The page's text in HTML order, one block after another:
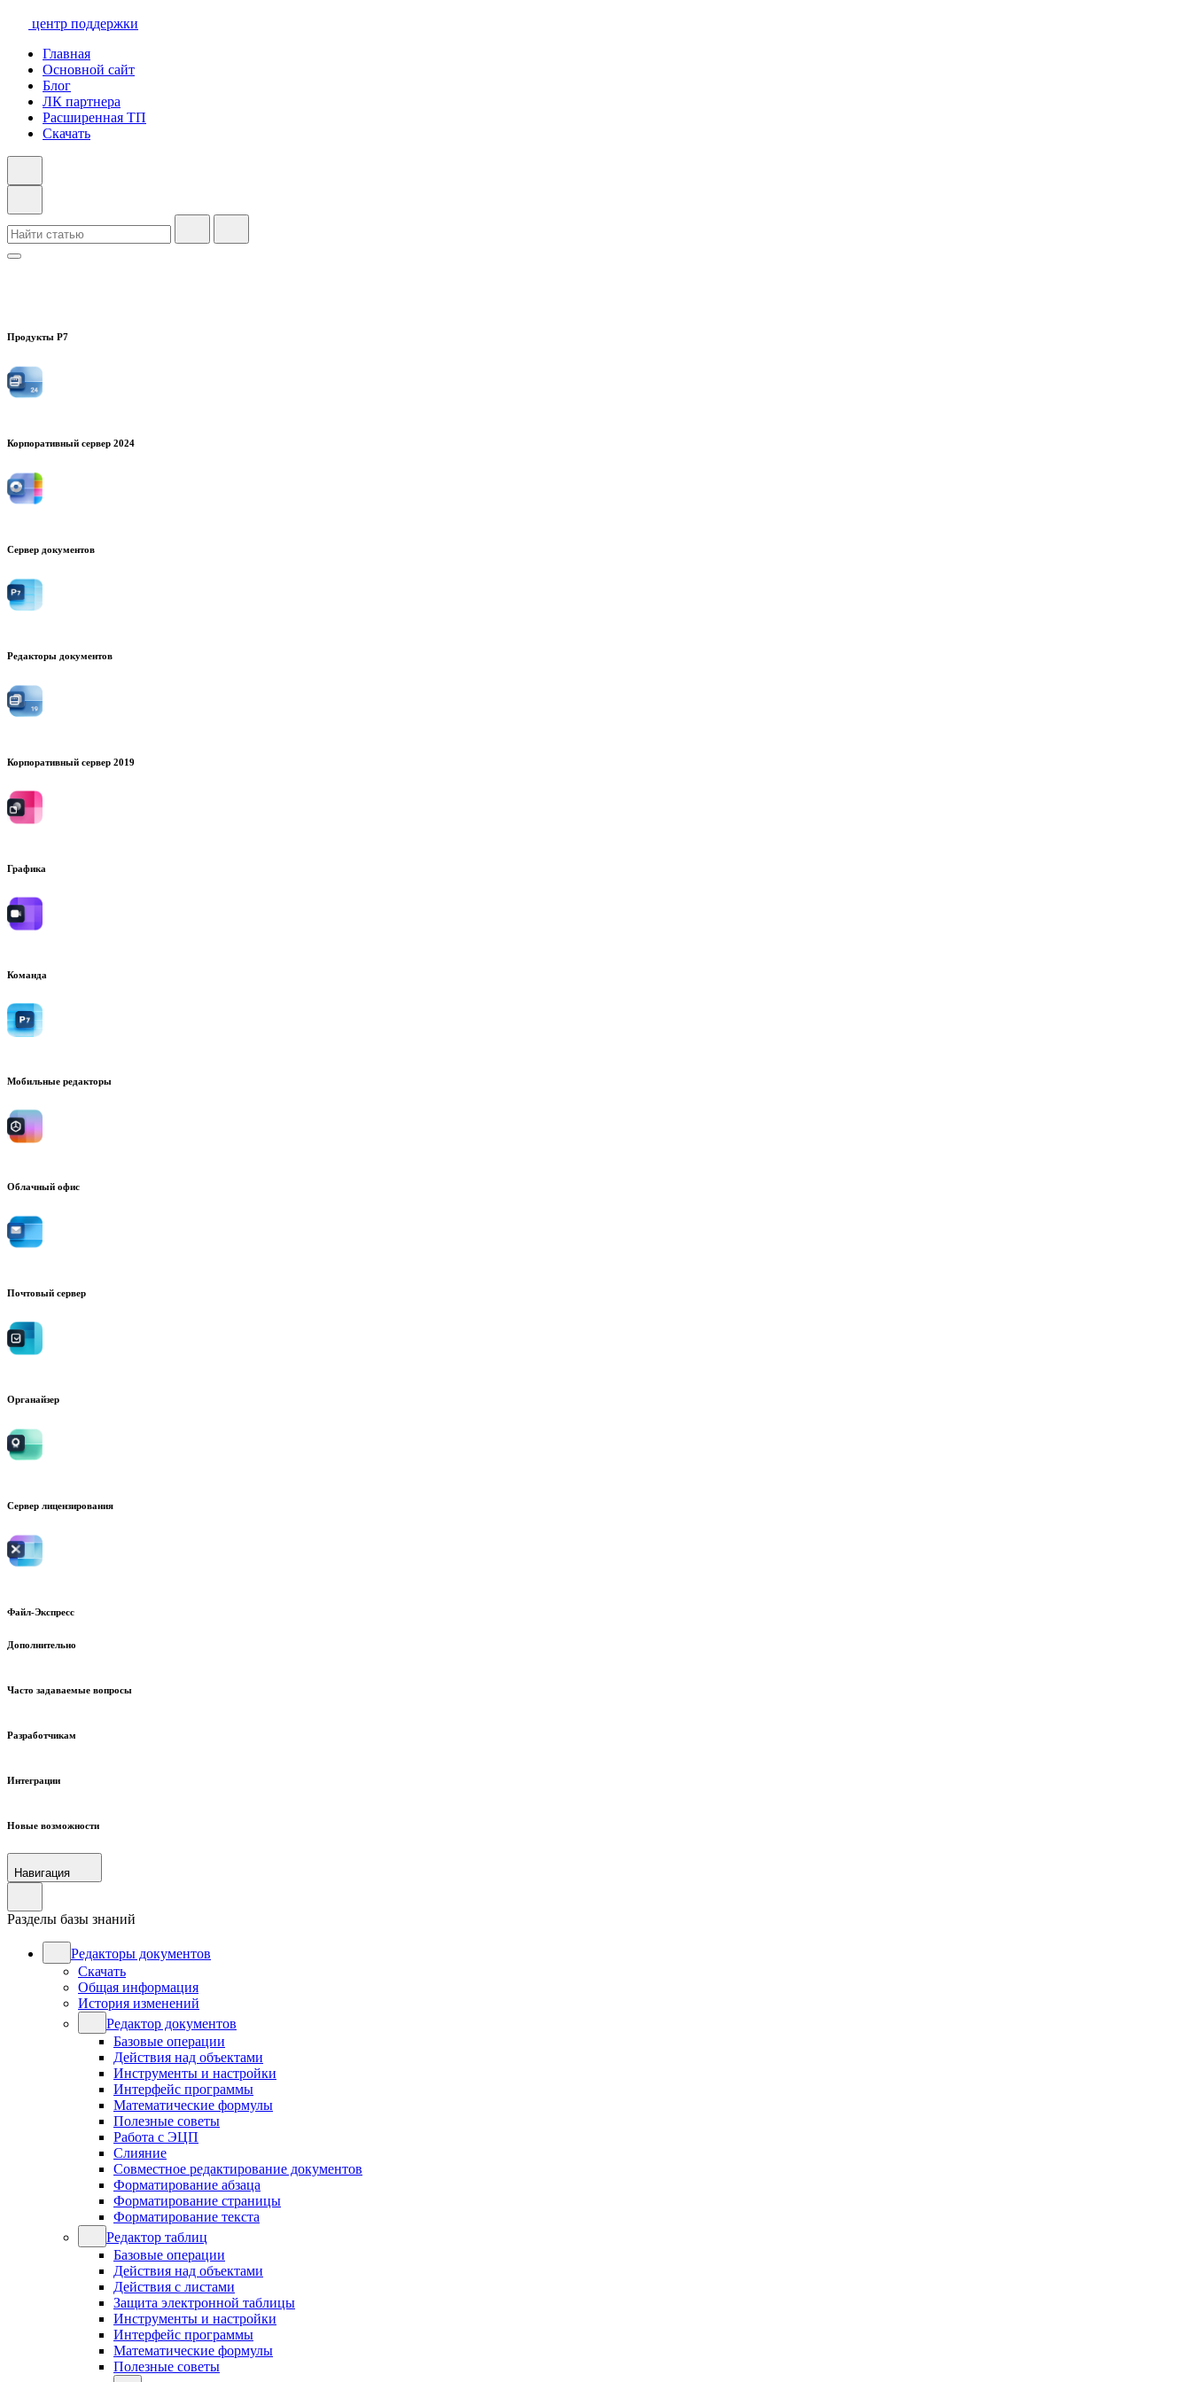
центр поддержки
Главная
Основной сайт
Блог
ЛК партнера
Расширенная ТП
Скачать
Продукты Р7
Корпоративный сервер 2024
Сервер документов
Редакторы документов
Корпоративный сервер 2019
Графика
Команда
Мобильные редакторы
Облачный офис
Почтовый сервер
Органайзер
Сервер лицензирования
Файл-Экспресс
Дополнительно
Часто задаваемые вопросы
Разработчикам
Интеграции
Новые возможности
Навигация
Разделы базы знаний
Редакторы документов
Скачать
Общая информация
История изменений
Редактор документов
Базовые операции
Действия над объектами
Инструменты и настройки
Интерфейс программы
Математические формулы
Полезные советы
Работа с ЭЦП
Слияние
Совместное редактирование документов
Форматирование абзаца
Форматирование страницы
Форматирование текста
Редактор таблиц
Базовые операции
Действия над объектами
Действия с листами
Защита электронной таблицы
Инструменты и настройки
Интерфейс программы
Математические формулы
Полезные советы